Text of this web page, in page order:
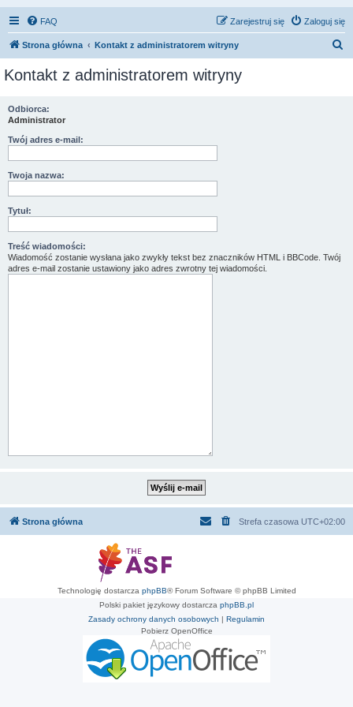
FAQ Zaloguj się
Zarejestruj się
Strona główna Kontakt z administratorem witryny
Kontakt z administratorem witryny
Odbiorca:
Administrator
Twój adres e-mail:
Twoja nazwa:
Tytuł:
Treść wiadomości:
Wiadomość zostanie wysłana jako zwykły tekst bez znaczników HTML i BBCode. Twój
adres e-mail zostanie ustawiony jako adres zwrotny tej wiadomości.
Strona główna Strefa czasowa UTC+02:00
Technologię dostarcza phpBB® Forum Software © phpBB Limited
Polski pakiet językowy dostarcza phpBB.pl
Zasady ochrony danych osobowych | Regulamin
Pobierz OpenOffice